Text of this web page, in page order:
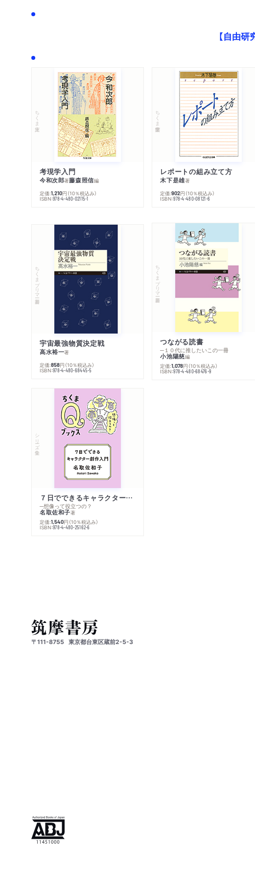
【自由
ちくま文庫
考現学入門
今和次郎著藤森照信編
定価:1,210円 （10％税込み）
ISBN:978-4-480-02115-1
ちくま学芸文庫
レポートの組み立て方
木下是雄著
定価:902円 （10％税込み）
ISBN:978-4-480-08121-6
ちくまプリマー新書
宇宙最強物質決定戦
高水裕一著
定価:858円 （10％税込み）
ISBN:978-4-480-68445-5
ちくまプリマー新書
つながる読書
─１０代に推したいこの一冊
小池陽慈編
定価:1,078円 （10％税込み）
ISBN:978-4-480-68476-9
シリーズ・全集
７日でできるキャラクター創作入門
─想像って役立つの？
名取佐和子著
定価:1,540円 （10％税込み）
ISBN:978-4-480-25162-6
〒111-8755 東京都台東区蔵前2-5-3